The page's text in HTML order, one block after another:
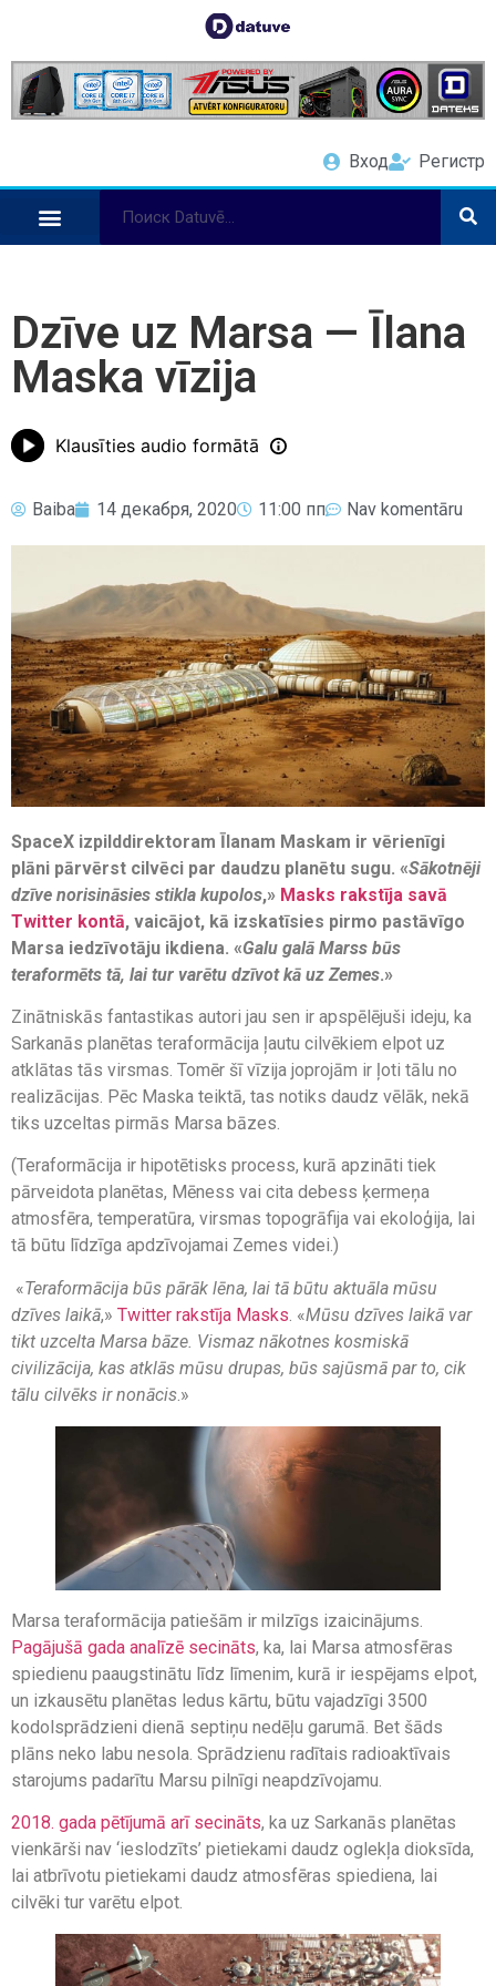
Вход Регистр
Dzīve uz Marsa — Īlana
Maska vīzija
Klausīties audio formātā
Baiba 14 декабря, 2020 11:00 пп Nav komentāru
SpaceX izpilddirektoram Īlanam Maskam ir vērienīgi
plāni pārvērst cilvēci par daudzu planētu sugu. «Sākotnēji
dzīve norisināsies stikla kupolos,» Masks rakstīja savā
Twitter kontā, vaicājot, kā izskatīsies pirmo pastāvīgo
Marsa iedzīvotāju ikdiena. «Galu galā Marss būs
teraformēts tā, lai tur varētu dzīvot kā uz Zemes.»
Zinātniskās fantastikas autori jau sen ir apspēlējuši ideju, ka
Sarkanās planētas teraformācija ļautu cilvēkiem elpot uz
atklātas tās virsmas. Tomēr šī vīzija joprojām ir ļoti tālu no
realizācijas. Pēc Maska teiktā, tas notiks daudz vēlāk, nekā
tiks uzceltas pirmās Marsa bāzes.
(Teraformācija ir hipotētisks process, kurā apzināti tiek
pārveidota planētas, Mēness vai cita debess ķermeņa
atmosfēra, temperatūra, virsmas topogrāfija vai ekoloģija, lai
tā būtu līdzīga apdzīvojamai Zemes videi.)
«Teraformācija būs pārāk lēna, lai tā būtu aktuāla mūsu
dzīves laikā,» Twitter rakstīja Masks. «Mūsu dzīves laikā var
tikt uzcelta Marsa bāze. Vismaz nākotnes kosmiskā
civilizācija, kas atklās mūsu drupas, būs sajūsmā par to, cik
tālu cilvēks ir nonācis.»
Marsa teraformācija patiešām ir milzīgs izaicinājums.
Pagājušā gada analīzē secināts, ka, lai Marsa atmosfēras
spiedienu paaugstinātu līdz līmenim, kurā ir iespējams elpot,
un izkausētu planētas ledus kārtu, būtu vajadzīgi 3500
kodolsprādzieni dienā septiņu nedēļu garumā. Bet šāds
plāns neko labu nesola. Sprādzienu radītais radioaktīvais
starojums padarītu Marsu pilnīgi neapdzīvojamu.
2018. gada pētījumā arī secināts, ka uz Sarkanās planētas
vienkārši nav ‘ieslodzīts’ pietiekami daudz oglekļa dioksīda,
lai atbrīvotu pietiekami daudz atmosfēras spiediena, lai
cilvēki tur varētu elpot.